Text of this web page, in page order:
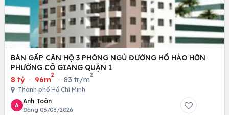
BÁN GẤP CĂN HỘ 3 PHÒNG NGỦ ĐƯỜNG HỒ HẢO HỚN
PHƯỜNG CÔ GIANG QUẬN 1
8 tỷ · 96m
2
· 83 tr/m
2
Thành phố Hồ Chí Minh
A
Anh Toàn
Đăng 05/08/2026